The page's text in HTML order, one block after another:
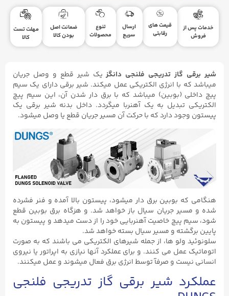
خدمات پس از
فروش
قیمت های
رقابتی
ارسال
سریع
تنوع
محصولات
ضمانت اصل
بودن کالا
مهلت تست
کالا
شیر برقی گاز تدریجی فلنجی دانگزیک شیر قطع و وصل جریان
میباشد که با انرژی الکتریکی عمل میکند. شیر برقی دارای یک سیم
پیچ داخلی (بوبین) میباشد که با برق دار شدن آن، این سیم پیچ
الکتریکی تبدیل به یک آهنربا میگردد. داخل بدنه شیر برقی یک
پیستون وجود دارد که با حرکت آن مسیر جریان قطع یا وصل میشود.
هنگامی که بوبین برق دار میشود، پیستون بالا آمده و فنر فشرده
شده و مسیر جریان سیال باز خواهد شد. و هزگاه برق بوبین قطع
شود، سیم پیچ خاصیت آهنربایی خود را از دست میدهد و پیستون به
پایین برگشته و مسیر سیال بسته خواهد شد.
سلونوئید ولو ها، از جمله شیرهای الکتریکی می باشند که به صورت
اتوماتیک عمل می کنند. و برای عملکرد آنها نیازی به اپراتور یا نیروی
انسانی نیست و صرفآ توسط انرژی برق فعال میشوند و عمل میکنند.
عملکرد شیر برقی گاز تدریجی فلنجی